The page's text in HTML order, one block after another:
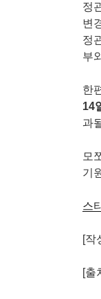
정
변
정
부
한
14
과
모
기
스
[작
[출